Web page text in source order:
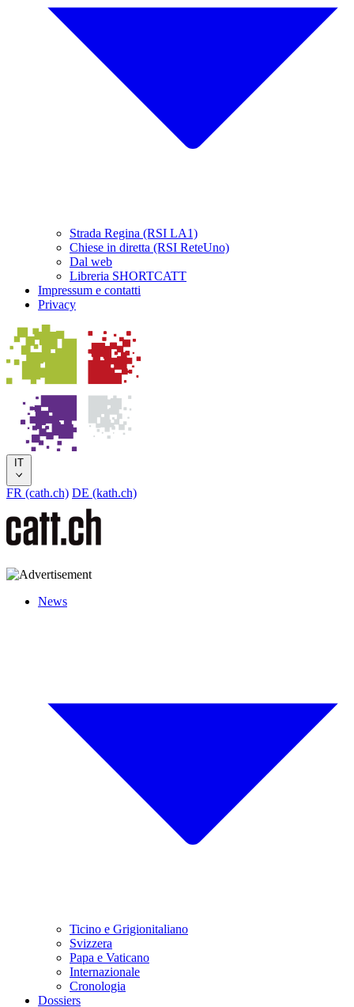
Strada Regina (RSI LA1)
Chiese in diretta (RSI ReteUno)
Dal web
Libreria SHORTCATT
Impressum e contatti
Privacy
IT
FR (cath.ch) DE (kath.ch)
News
Ticino e Grigionitaliano
Svizzera
Papa e Vaticano
Internazionale
Cronologia
Dossiers